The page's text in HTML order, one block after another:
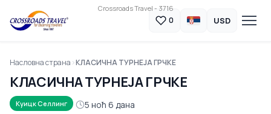
Crossroads Travel - 3716
0 USD
Насловна страна КЛАСИЧНА ТУРНЕЈА ГРЧКЕ
КЛАСИЧНА ТУРНЕЈА ГРЧКЕ
Куицк Селлинг 5 ноћ 6 дана